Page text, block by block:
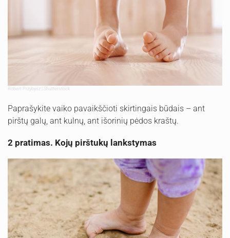
Robert Przybysz | Shutterstock
Paprašykite vaiko pavaikščioti skirtingais būdais – ant
pirštų galų, ant kulnų, ant išorinių pėdos kraštų.
2 pratimas. Kojų pirštukų lankstymas